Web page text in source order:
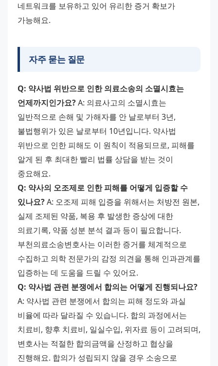
네트워크를 보유하고 있어 유리한 증거 확보가
가능해요.
자주 묻는 질문
Q: 약사법 위반으로 인한 의료소송의 소멸시효는
언제까지인가요? A: 의료사고의 소멸시효는
일반적으로 손해 및 가해자를 안 날로부터 3년,
불법행위가 있은 날로부터 10년입니다. 약사법
위반으로 인한 피해도 이 원칙이 적용되므로, 피해를
알게 된 후 최대한 빨리 법률 상담을 받는 것이
중요해요.
Q: 약사의 오조제로 인한 피해를 어떻게 입증할 수
있나요? A: 오조제 피해 입증을 위해서는 처방전 원본,
실제 조제된 약품, 복용 후 발생한 증상에 대한
의료기록, 약품 성분 분석 결과 등이 필요합니다.
부천의료소송변호사는 이러한 증거를 체계적으로
수집하고 의학 전문가의 감정 의견을 통해 인과관계를
입증하는 데 도움을 드릴 수 있어요.
Q: 약사법 관련 분쟁에서 합의는 어떻게 진행되나요?
A: 약사법 관련 분쟁에서 합의는 피해 정도와 과실
비율에 따라 달라질 수 있습니다. 합의 과정에서는
치료비, 향후 치료비, 일실수입, 위자료 등이 고려되며,
변호사는 적절한 합의금액을 산정하고 협상을
진행해요. 합의가 성립되지 않을 경우 소송으로